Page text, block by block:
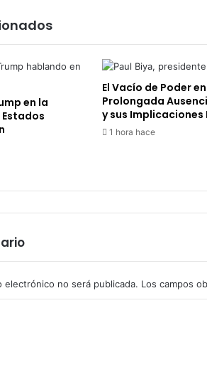
en la
El Vacío de Poder
Prolongada
y sus
1 hora hace
electrónico no será publicada. Los campos